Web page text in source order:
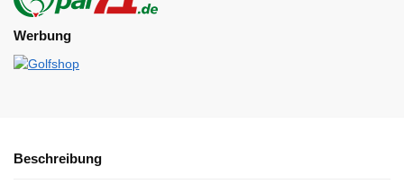
Werbung
Beschreibung